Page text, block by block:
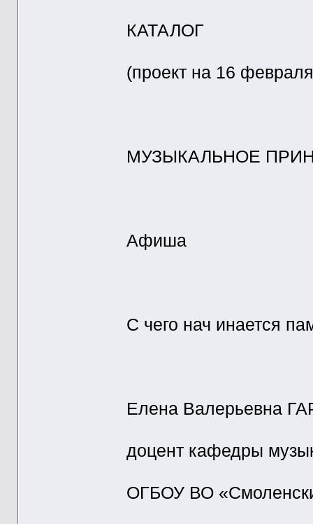
КАТАЛОГ
(проект на 16
МУЗЫКАЛЬНОЕ
Афиша
С чего нач инается
Елена Валерьевна
доцент кафедры
ОГБОУ ВО